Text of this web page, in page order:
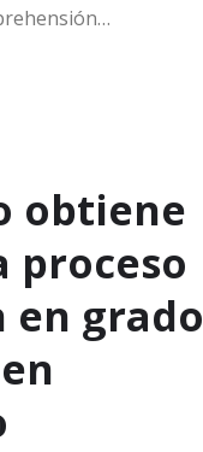
obtiene
proceso
en grado